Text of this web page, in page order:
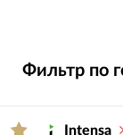
Фильтр по
Intensa